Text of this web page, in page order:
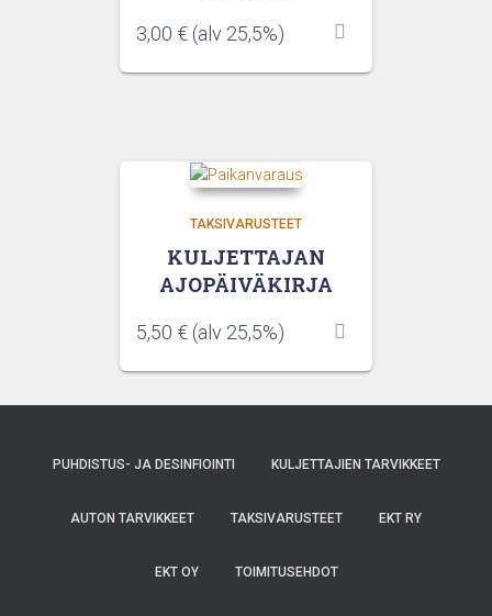
3,00 € (alv 25,5%)
TAKSIVARUSTEET
KULJETTAJAN
AJOPÄIVÄKIRJA
5,50 € (alv 25,5%)
PUHDISTUS- JA DESINFIOINTI KULJETTAJIEN TARVIKKEET
AUTON TARVIKKEET TAKSIVARUSTEET EKT RY
EKT OY TOIMITUSEHDOT